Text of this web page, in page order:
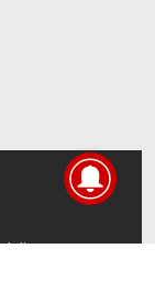
directamente en